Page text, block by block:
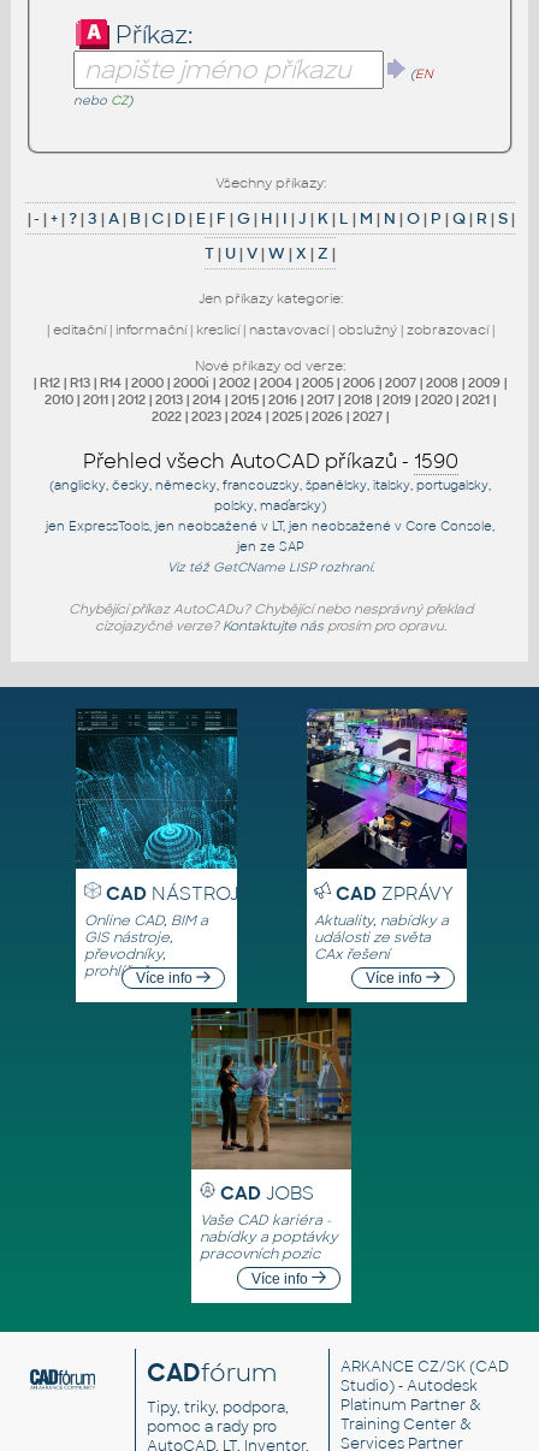
Příkaz:
(EN
nebo CZ)
Všechny příkazy:
|- |+|?|3 |A| B|C| D| E| F |G| H| I |J | K| L | M | N |O| P |Q| R |S|
T| U|V|W|X |Z |
Jen příkazy kategorie:
| editační| informační| kreslicí| nastavovací| obslužný| zobrazovací|
Nové příkazy od verze:
| R12 | R13 | R14 | 2000 | 2000i | 2002 | 2004 | 2005 | 2006 | 2007 | 2008 | 2009 |
2010 | 2011 | 2012 | 2013 | 2014 | 2015 | 2016 | 2017 | 2018 | 2019 | 2020 | 2021 |
2022 | 2023 | 2024 | 2025 | 2026 | 2027 |
Přehled všech AutoCAD příkazů - 1590
(anglicky, česky, německy, francouzsky, španělsky, italsky, portugalsky,
polsky, maďarsky)
jen ExpressTools , jen neobsažené v LT, jen neobsažené v Core Console
jen ze SAP
Viz též GetCNameLISP rozhraní.
Chybějící příkaz AutoCADu? Chybějící nebo nesprávný překlad
cizojazyčné verze? Kontaktujte násprosím pro opravu.
CADNÁSTROJE
Online CAD, BIM a
GIS nástroje,
převodníky,
prohlížečeVíce info
CADZPRÁVY
Aktuality, nabídky a
události ze světa
CAx řešení
Více info
CAD JOBS
Vaše CAD kariéra -
nabídky a poptávky
pracovních pozic
Více info
CADfórum
Tipy, triky, podpora,
pomoc a rady pro
AutoCAD, LT, Inventor,
ARKANCE CZ/SK(CAD
Studio) - Autodesk
Platinum Partner &
Training Center &
Services Partner